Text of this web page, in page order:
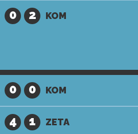
0 2 KOM
0 0 KOM
4 1 ZETA